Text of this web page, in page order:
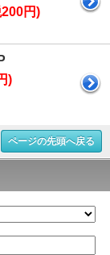
円)
)
ページの先頭へ戻る